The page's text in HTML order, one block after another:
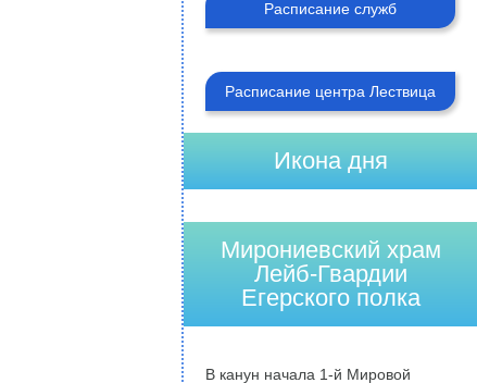
Расписание служб
Расписание центра Лествица
Икона дня
Мирониевский храм
Лейб-Гвардии
Егерского полка
В канун начала 1-й Мировой